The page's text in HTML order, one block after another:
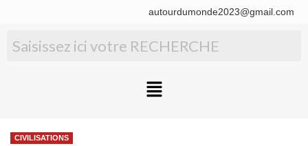
autourdumonde2023@gmail.com
CIVILISATIONS